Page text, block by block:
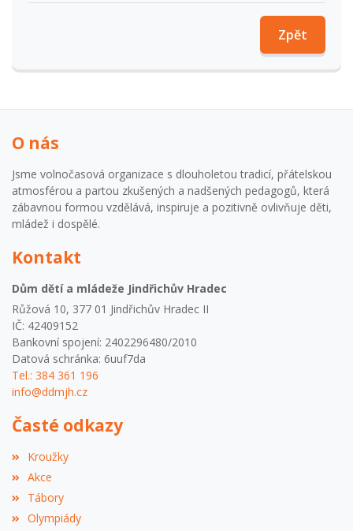
Zpět
O nás
Jsme volnočasová organizace s dlouholetou tradicí, přátelskou
atmosférou a partou zkušených a nadšených pedagogů, která
zábavnou formou vzdělává, inspiruje a pozitivně ovlivňuje děti,
mládež i dospělé.
Kontakt
Dům dětí a mládeže Jindřichův Hradec
Růžová 10, 377 01 Jindřichův Hradec II
IČ: 42409152
Bankovní spojení: 2402296480/2010
Datová schránka: 6uuf7da
Tel.: 384 361 196
info@ddmjh.cz
Časté odkazy
Kroužky
Akce
Tábory
Olympiády